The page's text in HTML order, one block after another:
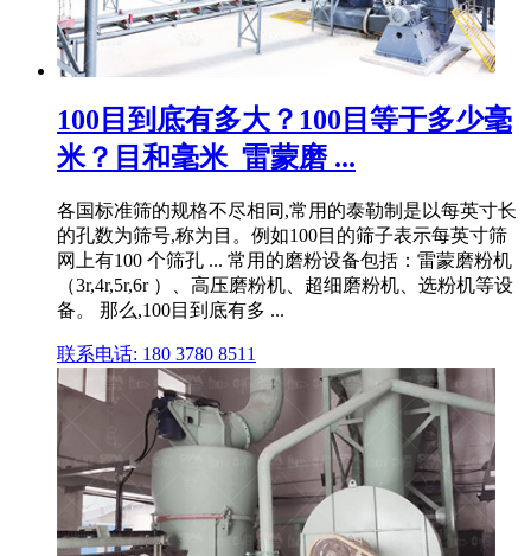
100目到底有多大？100目等于多少毫
米？目和毫米_雷蒙磨 ...
各国标准筛的规格不尽相同,常用的泰勒制是以每英寸长
的孔数为筛号,称为目。例如100目的筛子表示每英寸筛
网上有100 个筛孔 ... 常用的磨粉设备包括：雷蒙磨粉机
（3r,4r,5r,6r ）、高压磨粉机、超细磨粉机、选粉机等设
备。 那么,100目到底有多 ...
联系电话: 180 3780 8511